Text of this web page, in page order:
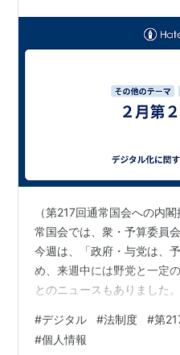
（第217回通常国会への内
常国会では、衆・予算委員
今週は、「政府・与党は、
め、来週中には野党と一定
とのニュースもありました
て、13件が掲載されていま
た。） 1 所得税法等の一部
#デジタル #法制度 #第
#個人情報